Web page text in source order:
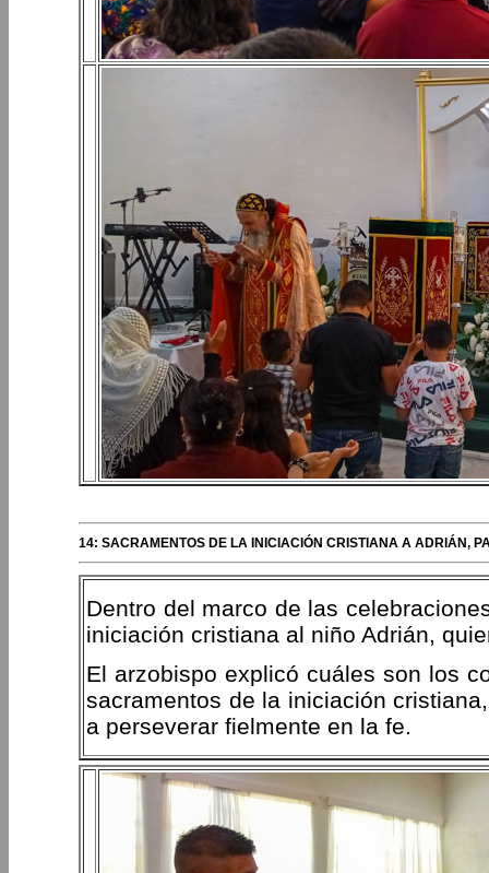
14: SACRAMENTOS DE LA INICIACIÓN CRISTIANA A ADRIÁN,
Dentro del marco de las
iniciación cristiana al niño Adrián,
El arzobispo explicó cuáles son los
sacramentos de la iniciación
a perseverar fielmente en la fe.